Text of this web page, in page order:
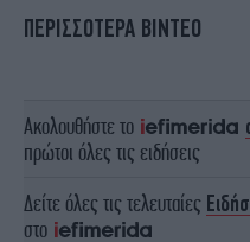
ΠΕΡΙΣΣΟΤΕΡΑ ΒΙΝΤΕΟ
Ακολουθήστε το
πρώτοι όλες τις ειδήσεις
Δείτε όλες τις τελευταίες
στο